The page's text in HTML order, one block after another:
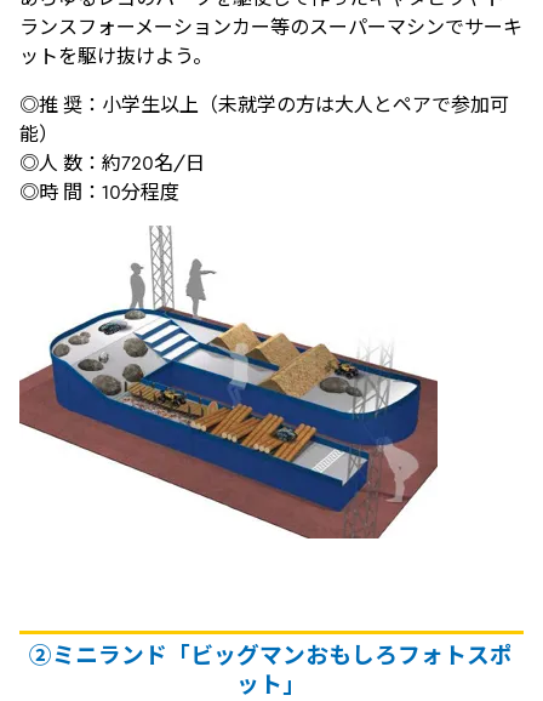
ランスフォーメーションカー等のスーパーマシンでサーキ
ットを駆け抜けよう。
◎推 奨：小学生以上（未就学の方は大人とペアで参加可
能）
◎人 数：約720名/日
◎時 間：10分程度
②ミニランド「ビッグマンおもしろフォトスポ
ット」